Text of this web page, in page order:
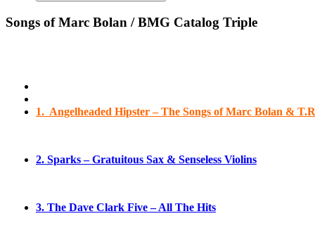
Songs of Marc Bolan / BMG Catalog Triple
1. Angelheaded Hipster – The Songs of Marc Bolan &
2. Sparks – Gratuitous Sax & Senseless Violins
3. The Dave Clark Five – All The Hits